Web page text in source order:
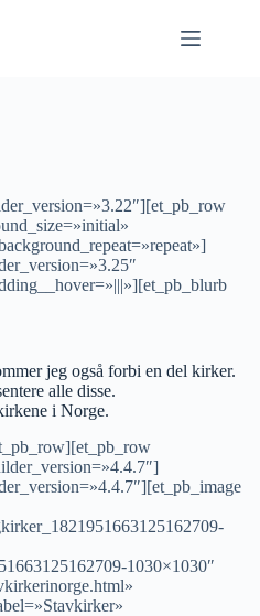
jeg også forbi en del kirker.
alle disse.
i Norge.
1030×1030″